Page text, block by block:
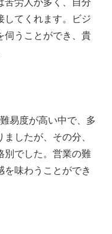
苦労人が多く、自分
してくれます。ビジ
伺うことができ、貴
易度が高い中で、多
したが、その分、
別でした。営業の難
を味わうことができ